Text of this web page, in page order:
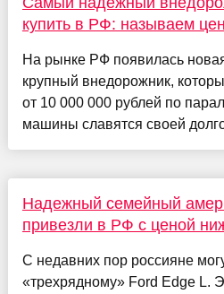
купить в РФ: называем
На рынке РФ появилась
крупный внедорожник,
от 10 000 000 рублей по
машины славятся своей
Надежный семейный
привезли в РФ с ценой
С недавних пор россияне
«трехрядному» Ford Edge L.